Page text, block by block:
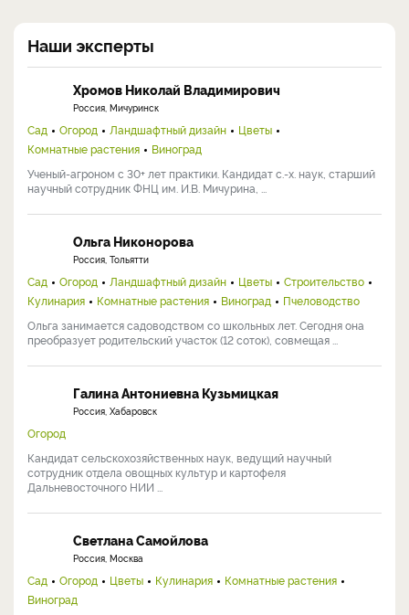
Наши эксперты
Хромов Николай Владимирович
Россия, Мичуринск
Сад Огород Ландшафтный дизайн
Цветы
Комнатные растения
Виноград
Ученый-агроном с 30+ лет практики. Кандидат с.-х. наук, старший
научный сотрудник ФНЦ им. И.В. Мичурина, ...
Ольга Никонорова
Россия, Тольятти
Сад Огород Ландшафтный дизайн Цветы
Строительство
Кулинария
Комнатные растения Виноград
Пчеловодство
Ольга занимается садоводством со школьных лет. Сегодня она
преобразует родительский участок (12 соток), совмещая ...
Галина Антониевна Кузьмицкая
Россия, Хабаровск
Огород
Кандидат сельскохозяйственных наук, ведущий научный
сотрудник отдела овощных культур и картофеля
Дальневосточного НИИ ...
Светлана Самойлова
Россия, Москва
Сад Огород Цветы Кулинария
Комнатные растения
Виноград